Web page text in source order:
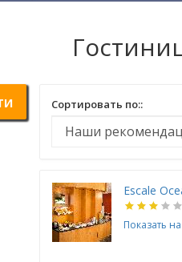
Сортировать по::
Escale
Показать